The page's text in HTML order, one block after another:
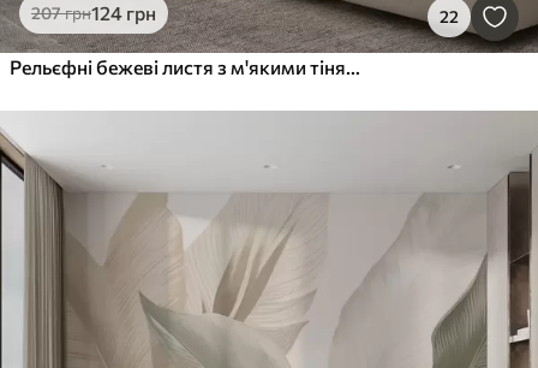
207грн124 грн 22
Рельєфні бежеві листя з м'якими тінями